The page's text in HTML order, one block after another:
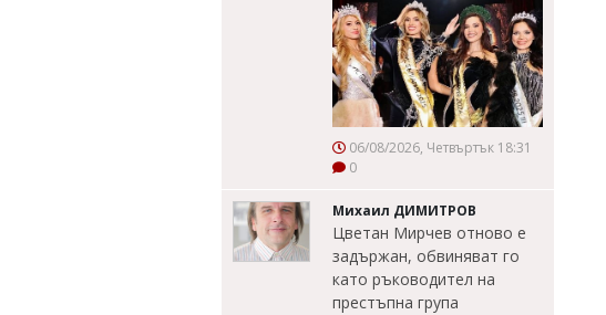
06/08/2026, Четвъртък 18:31
0
Михаил ДИМИТРОВ
Цветан Мирчев отново е
задържан, обвиняват го
като ръководител на
престъпна група